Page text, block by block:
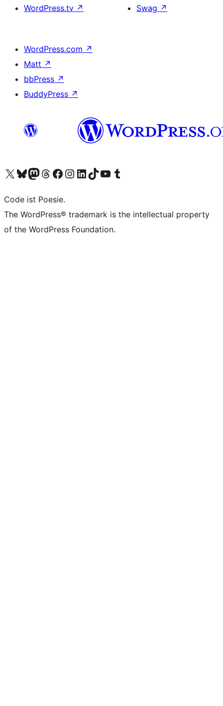
WordPress.tv ↗
Swag ↗
WordPress.com ↗
Matt ↗
bbPress ↗
BuddyPress ↗
Visit our X (formerly Twitter) account
Visit our Bluesky account
Visit our Mastodon account
Visit our Threads account
Visit our Facebook page
Visit our Instagram account
Visit our LinkedIn account
Visit our TikTok account
Visit our YouTube channel
Visit our Tumblr account
Code ist Poesie.
The WordPress® trademark is the intellectual property
of the WordPress Foundation.